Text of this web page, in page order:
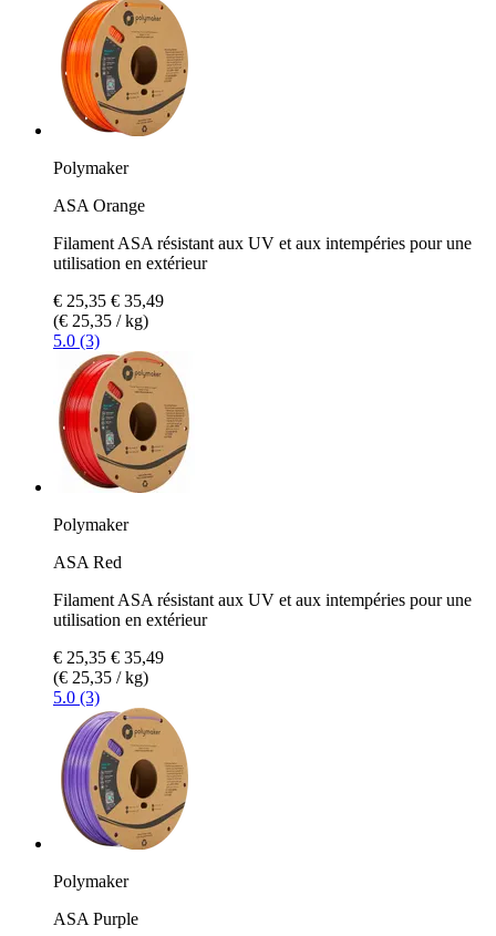
Polymaker
ASA Orange
Filament ASA résistant aux UV et aux intempéries pour une
utilisation en extérieur
€ 25,35 € 35,49
(€ 25,35 / kg)
5.0 (3)
Polymaker
ASA Red
Filament ASA résistant aux UV et aux intempéries pour une
utilisation en extérieur
€ 25,35 € 35,49
(€ 25,35 / kg)
5.0 (3)
Polymaker
ASA Purple